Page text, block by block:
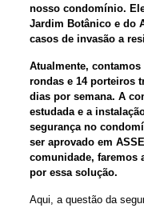
nosso condomínio.
Jardim Botânico e do
casos de invasão a
Atualmente,
rondas e 14 porteiros
dias por semana. A
estudada e a
segurança no
ser aprovado em
comunidade, faremos
por essa solução.
Aqui, a questão da